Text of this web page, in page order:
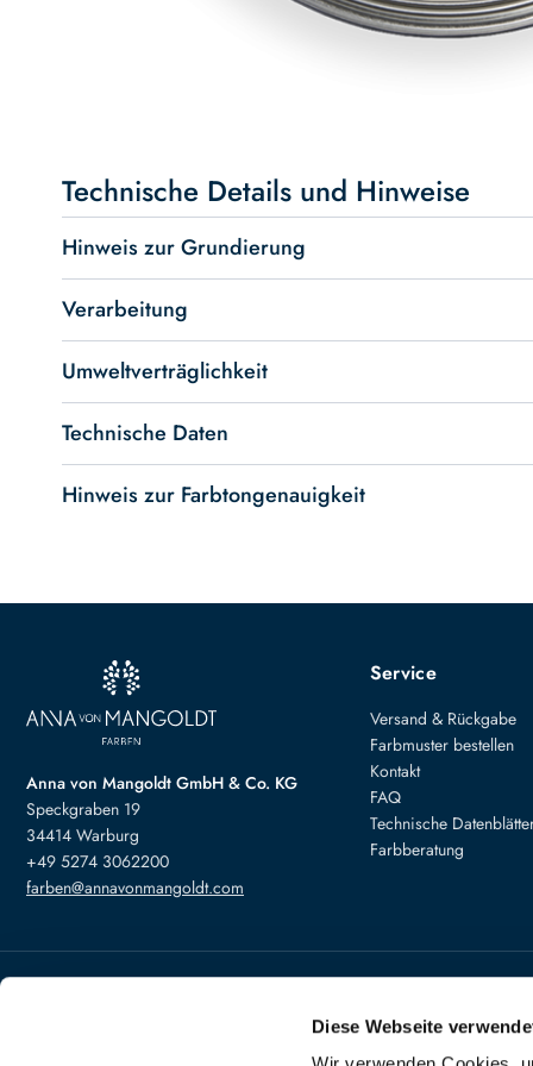
Diese Webseite
beginning
of
the
images
gallery
Technische Details und Hinweise
Hinweis zur Grundierung
Verarbeitung
Umweltverträglichkeit
Technische Daten
Hinweis zur Farbtongenauigkeit
Anna von Mangoldt GmbH & Co. KG
Speckgraben 19
34414 Warburg
+49 5274 3062200
farben@annavonmangoldt.com
Service
Versand & Rückgabe
Farbmuster bestellen
Kontakt
FAQ
Technische
Farbberatung